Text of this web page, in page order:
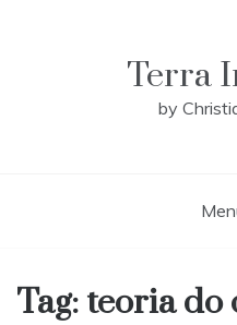
Terra
by
Tag: teoria do